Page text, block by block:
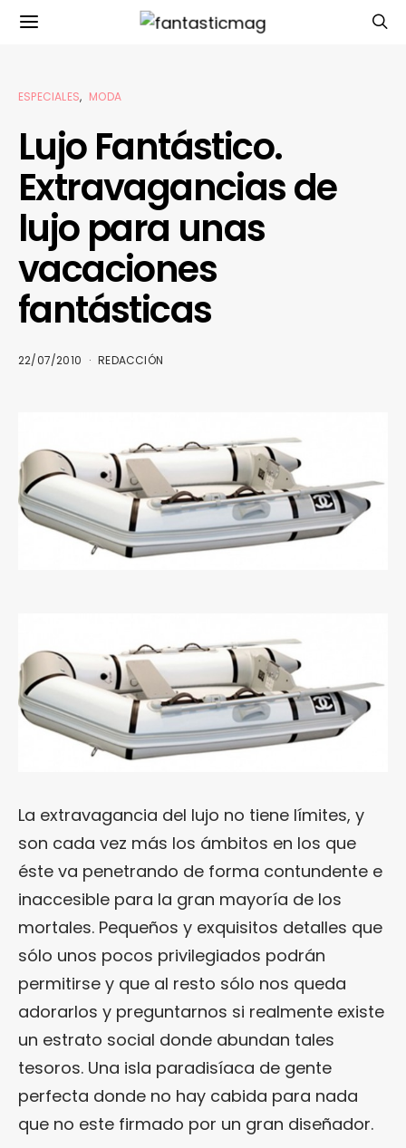
ESPECIALES MODA
Lujo Fantástico.
Extravagancias de
lujo para unas
vacaciones
fantásticas
22/07/2010 REDACCIÓN
La extravagancia del lujo no tiene límites, y
son cada vez más los ámbitos en los que
éste va penetrando de forma contundente e
inaccesible para la gran mayoría de los
mortales. Pequeños y exquisitos detalles que
sólo unos pocos privilegiados podrán
permitirse y que al resto sólo nos queda
adorarlos y preguntarnos si realmente existe
un estrato social donde abundan tales
tesoros. Una isla paradisíaca de gente
perfecta donde no hay cabida para nada
que no este firmado por un gran diseñador.